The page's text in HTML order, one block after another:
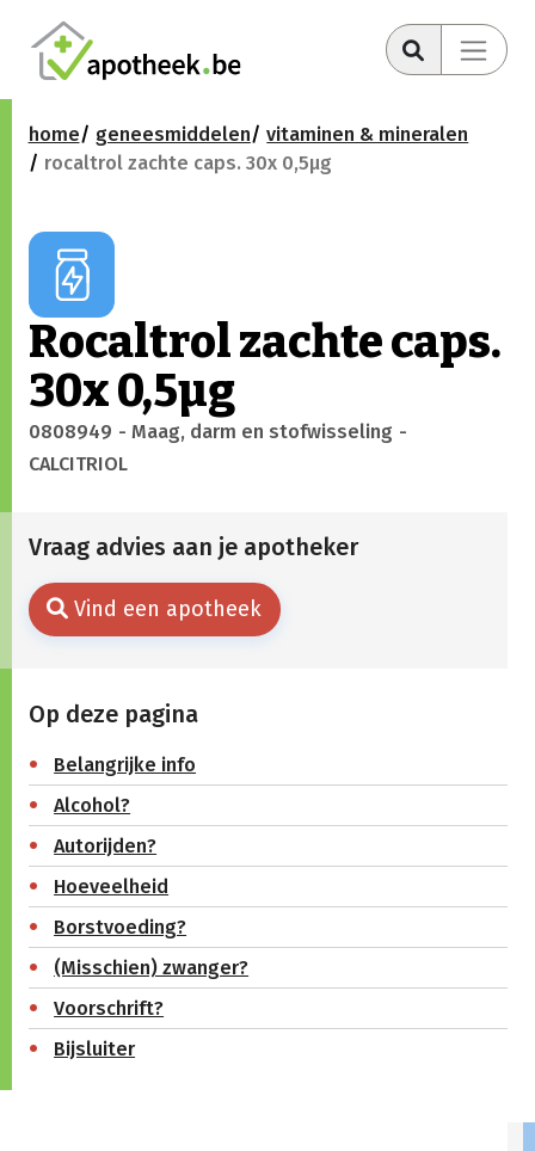
home geneesmiddelen
vitaminen & mineralen
rocaltrol zachte caps. 30x 0,5µg
Rocaltrol zachte caps.
30x 0,5µg
0808949 - Maag, darm en stofwisseling -
CALCITRIOL
Vraag advies aan je apotheker
Vind een apotheek
Op deze pagina
Belangrijke info
Alcohol?
Autorijden?
Hoeveelheid
Borstvoeding?
(Misschien) zwanger?
Voorschrift?
Bijsluiter